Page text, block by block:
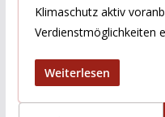
Klimaschutz aktiv
Verdienstmöglichkeiten
Weiterlesen